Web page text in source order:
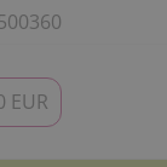
EUR